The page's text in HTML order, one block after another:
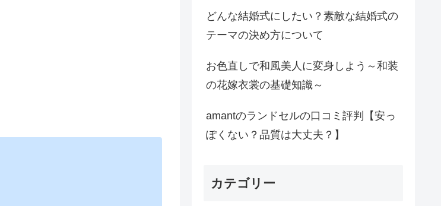
どんな結婚式にしたい？素敵な結婚式の
テーマの決め方について
お色直しで和風美人に変身しよう～和装
の花嫁衣裳の基礎知識～
amantのランドセルの口コミ評判【安っ
ぽくない？品質は大丈夫？】
カテゴリー